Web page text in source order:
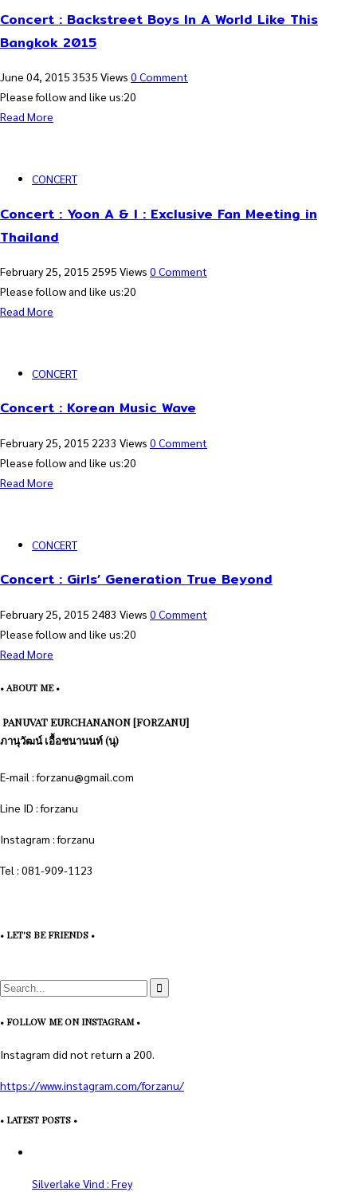
Concert : Backstreet Boys In A World Like This
Bangkok 2015
June 04, 2015 3535 Views 0 Comment
Please follow and like us:20
Read More
CONCERT
Concert : Yoon A & I : Exclusive Fan Meeting in
Thailand
February 25, 2015 2595 Views 0 Comment
Please follow and like us:20
Read More
CONCERT
Concert : Korean Music Wave
February 25, 2015 2233 Views 0 Comment
Please follow and like us:20
Read More
CONCERT
Concert : Girls’ Generation True Beyond
February 25, 2015 2483 Views 0 Comment
Please follow and like us:20
Read More
• ABOUT ME •
PANUVAT EURCHANANON [FORZANU]
ภานุวัฒน์ เอื้อชนานนท์ (นุ)
E-mail : forzanu@gmail.com
Line ID : forzanu
Instagram : forzanu
Tel : 081-909-1123
• LET'S BE FRIENDS •
• FOLLOW ME ON INSTAGRAM •
Instagram did not return a 200.
https://www.instagram.com/forzanu/
• LATEST POSTS •
Silverlake Vind : Frey